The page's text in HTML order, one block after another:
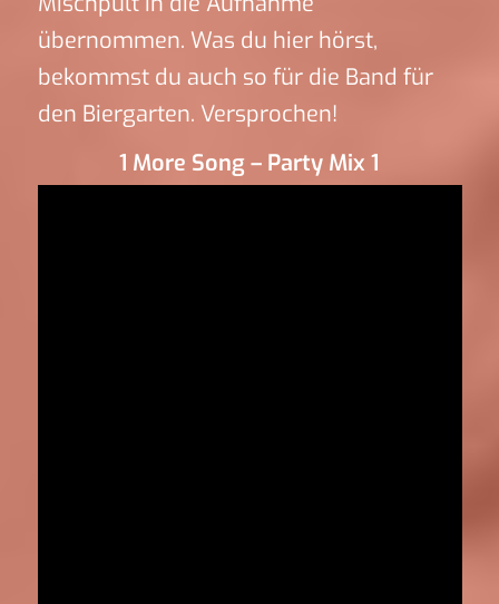
übernommen. Was du hier hörst,
bekommst du auch so für die Band für
den Biergarten. Versprochen!
1 More Song – Party Mix 1